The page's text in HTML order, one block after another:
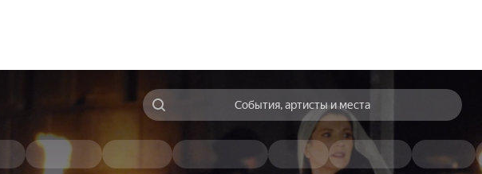
События, артисты и места